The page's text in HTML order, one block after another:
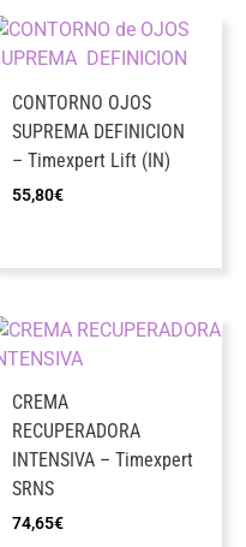
CONTORNO OJOS
SUPREMA DEFINICION
– Timexpert Lift (IN)
55,80€
CREMA
RECUPERADORA
INTENSIVA – Timexpert
SRNS
74,65€